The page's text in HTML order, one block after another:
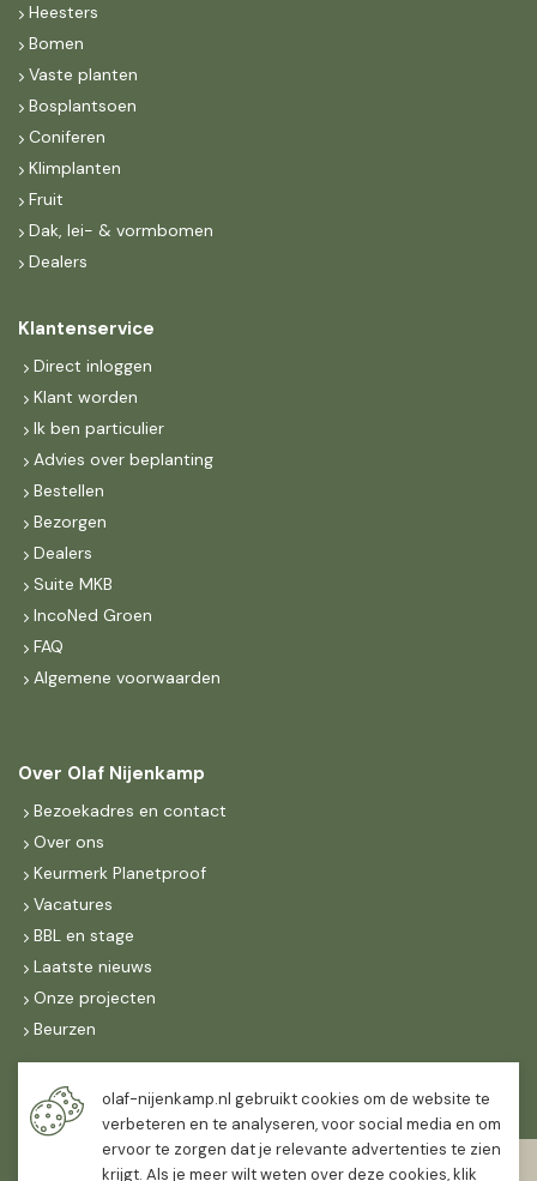
Heesters
Bomen
Vaste planten
Bosplantsoen
Coniferen
Klimplanten
Fruit
Dak, lei- & vormbomen
Dealers
Klantenservice
Direct inloggen
Klant worden
Ik ben particulier
Advies over beplanting
Bestellen
Bezorgen
Dealers
Suite MKB
IncoNed Groen
FAQ
Algemene voorwaarden
Over Olaf Nijenkamp
Bezoekadres en contact
Over ons
Keurmerk Planetproof
Vacatures
BBL en stage
Laatste nieuws
Onze projecten
Beurzen
Maandag t/m vrijdag
07:30-
16:30
olaf-nijenkamp.nl gebruikt cookies om de website te
verbeteren en te analyseren, voor social media en om
ervoor te zorgen dat je relevante advertenties te zien
krijgt. Als je meer wilt weten over deze cookies, klik